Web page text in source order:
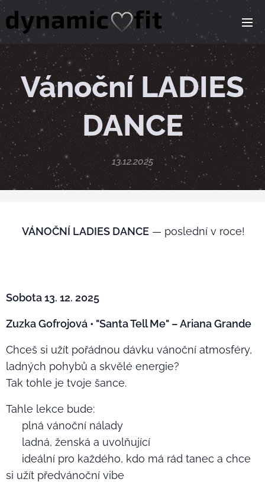
Vánoční LADIES
DANCE
13.12.2025
VÁNOČNÍ LADIES DANCE — poslední v roce!
Sobota 13. 12. 2025
Zuzka Gofrojová • "Santa Tell Me" – Ariana Grande
Chceš si užít pořádnou dávku vánoční atmosféry,
ladných pohybů a skvělé energie?
Tak tohle je tvoje šance. 🔥
Tahle lekce bude:
✨ plná vánoční nálady
✨ ladná, ženská a uvolňující
✨ ideální pro každého, kdo má rád tanec a chce
si užít předvánoční vibe